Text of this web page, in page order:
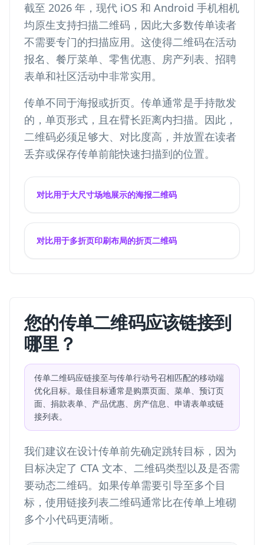
截至 2026 年，现代 iOS 和 Android 手机相机
均原生支持扫描二维码，因此大多数传单读者
不需要专门的扫描应用。这使得二维码在活动
报名、餐厅菜单、零售优惠、房产列表、招聘
表单和社区活动中非常实用。
传单不同于海报或折页。传单通常是手持散发
的，单页形式，且在臂长距离内扫描。因此，
二维码必须足够大、对比度高，并放置在读者
丢弃或保存传单前能快速扫描到的位置。
对比用于大尺寸场地展示的海报二维码
对比用于多折页印刷布局的折页二维码
您的传单二维码应该链接到
哪里？
传单二维码应链接至与传单行动号召相匹配的移动端
优化目标。最佳目标通常是购票页面、菜单、预订页
面、捐款表单、产品优惠、房产信息、申请表单或链
接列表。
我们建议在设计传单前先确定跳转目标，因为
目标决定了 CTA 文本、二维码类型以及是否需
要动态二维码。如果传单需要引导至多个目
标，使用链接列表二维码通常比在传单上堆砌
多个小代码更清晰。